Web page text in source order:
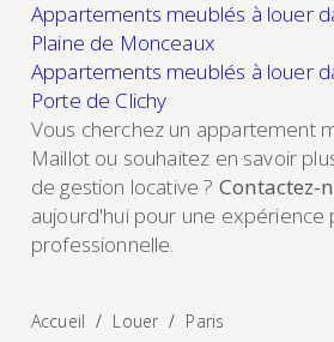
Appartements meublés à louer
Plaine de Monceaux
Appartements meublés à louer
Porte de Clichy
Vous cherchez un appartement
Maillot ou souhaitez en savoir
de gestion locative ? Contactez-
aujourd'hui pour une expérience
professionnelle.
Accueil Louer
Paris